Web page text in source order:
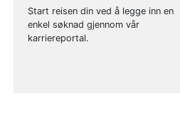
Start reisen din ved å legge inn en
enkel søknad gjennom vår
karriereportal.